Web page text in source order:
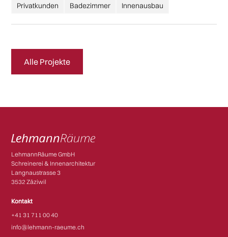
Privatkunden Badezimmer Innenausbau
Alle Projekte
LehmannRäume GmbH
Schreinerei & Innenarchitektur
Langnaustrasse 3
3532 Zäziwil​​
Kontakt
+41 31 711 00 40
info@lehmann-raeume.ch